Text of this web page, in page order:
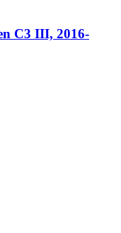
C3 III, 2016-